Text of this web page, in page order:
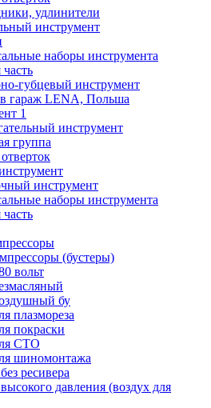
удлинители
инструмент
наборы инструмента
губцевый инструмент
гараж LENA, Польша
1
инструмент
группа
инструмент
наборы инструмента
(бустеры)
вольт
бу
плазмореза
покраски
СТО
шиномонтажа
ресивера
давления (воздух для